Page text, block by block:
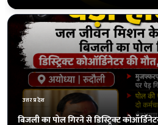
उत्तरप्रदेश
राम मंदिर की नींव से ‘नव्य अयोध्या’ तक का
दीप जलाने की अपील